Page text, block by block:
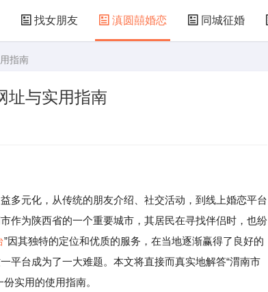
找女朋友 滇圆囍婚恋 同城征婚
指南
址与实用指南
元化，从传统的朋友介绍、社交活动，到线上婚恋平台
作为陕西省的一个重要城市，其居民在寻找伴侣时，也纷
”因其独特的定位和优质的服务，在当地逐渐赢得了良好的
平台成为了一大难题。本文将直接而真实地解答“渭南市
实用的使用指南。